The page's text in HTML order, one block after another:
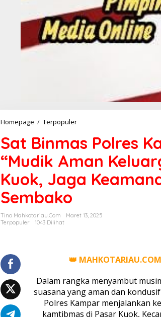
Homepage / Terpopuler
t
B
i
n
m
a
o
K
m
p
a
r
S
Sat Binmas Polres
“Mudik Aman
Kuok, Jaga
Sembako
Tino Mahkotariau.com
Maret 13, 2025
Terpopuler
1043 Dilihat
👑
Dalam rangka menyambut
suasana yang aman dan
Polres Kampar menjalankan
kamtibmas di Pasar Kuok,